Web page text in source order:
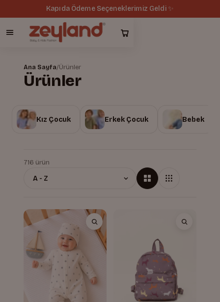
Kapıda Ödeme Seçeneklerimiz Geldi ✨
Ana Sayfa/Ürünler
Ürünler
Kız Çocuk Erkek Çocuk Bebek
716 ürün